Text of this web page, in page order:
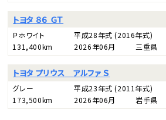
トヨタ ８６ ＧＴ
Ｐホワイト 平成28年式(2016年式)
131,400km
2026年06月 三重県
トヨタ プリウス アルファ Ｓ
グレー 平成23年式(2011年式)
173,500km
2026年06月 岩手県